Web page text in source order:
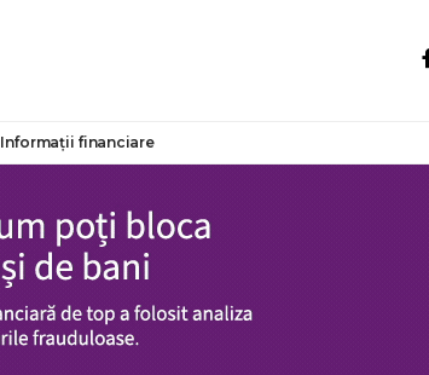
Informații financiare